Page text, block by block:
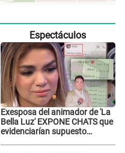
Espectáculos
Exesposa del animador de 'La
Bella Luz' EXPONE CHATS que
evidenciarían supuesto